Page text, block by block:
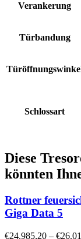
Verankerung
Türbandung
Schlossart
Diese
könnten
Rottner
Giga Data 5
€24.985,20 – €